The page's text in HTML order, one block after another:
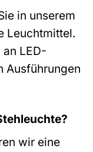
in unserem
Leuchtmittel.
LED-
Ausführungen
wir eine